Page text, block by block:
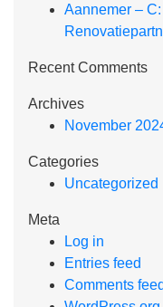
Aannemer –
Recent Comments
Archives
November
Categories
Uncategorized
Meta
Log in
Entries feed
Comments feed